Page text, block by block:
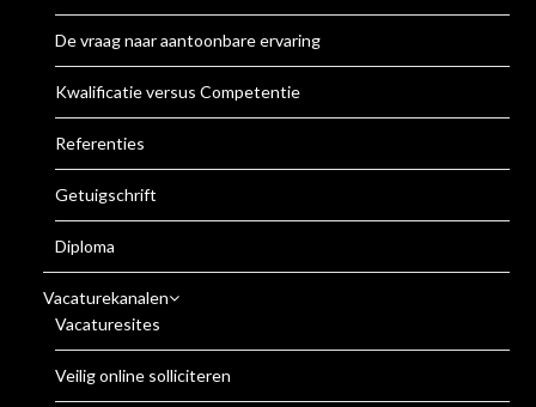
De vraag naar aantoonbare ervaring
Kwalificatie versus Competentie
Referenties
Getuigschrift
Diploma
Vacaturekanalen
Vacaturesites
Veilig online solliciteren